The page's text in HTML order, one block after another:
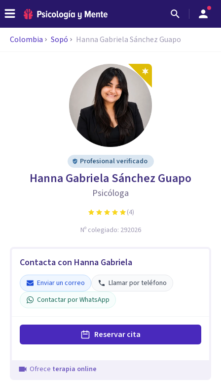
Colombia Sopó Hanna Gabriela Sánchez Guapo
Profesional verificado
Hanna Gabriela Sánchez Guapo
Psicóloga
(4)
Nº colegiado: 292026
Contacta con Hanna Gabriela
Enviar un correo
Llamar por teléfono
Contactar por WhatsApp
Reservar cita
Ofrece terapia online